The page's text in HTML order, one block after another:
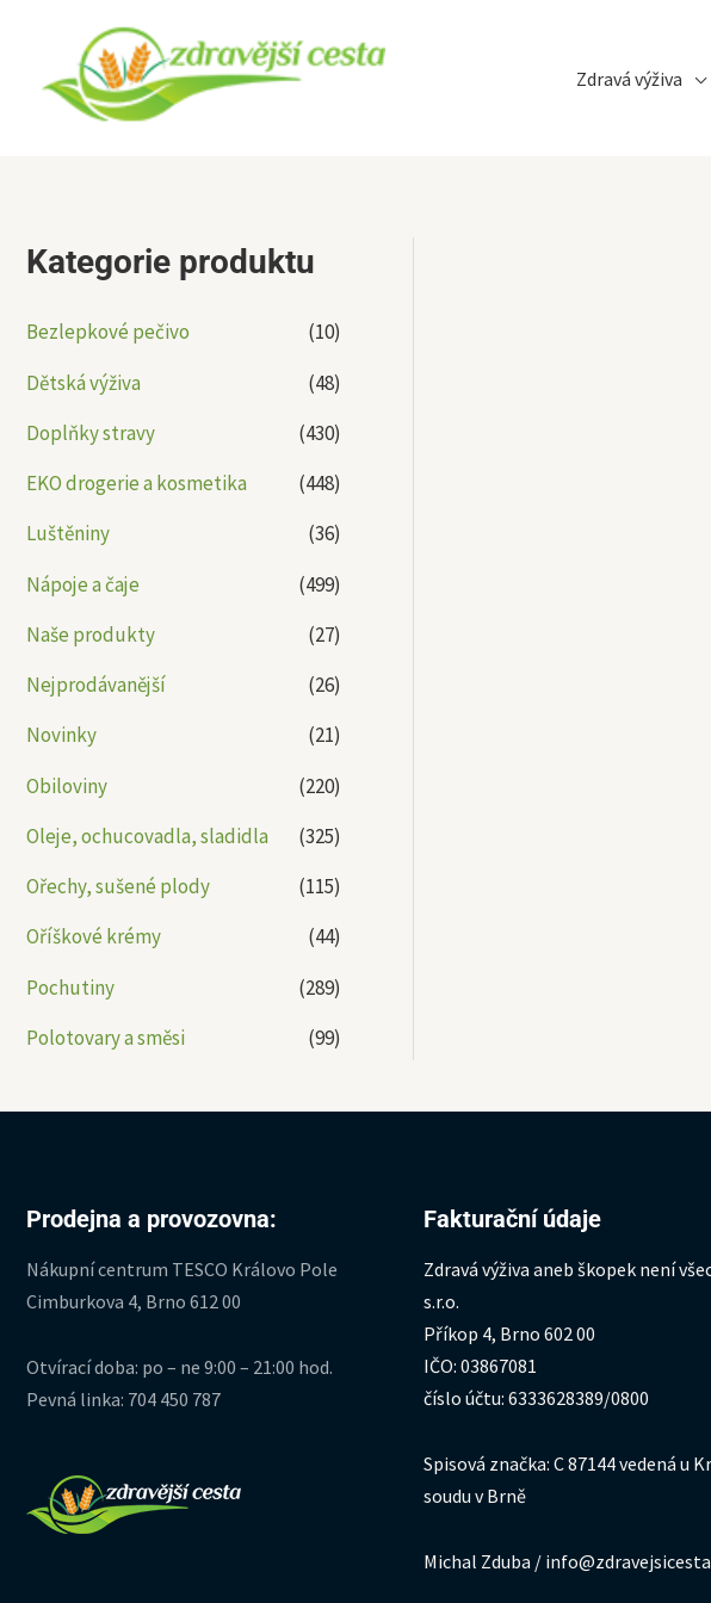
obsah
Zdravá výživa
Kategorie produktu
Bezlepkové pečivo
(10)
Dětská výživa
(48)
Doplňky stravy
(430)
EKO drogerie a kosmetika
(448)
Luštěniny
(36)
Nápoje a čaje
(499)
Naše produkty
(27)
Nejprodávanější
(26)
Novinky
(21)
Obiloviny
(220)
Oleje, ochucovadla, sladidla
(325)
Ořechy, sušené plody
(115)
Oříškové krémy
(44)
Pochutiny
(289)
Polotovary a směsi
(99)
Prodejna a provozovna:
Nákupní centrum TESCO Královo Pole
Cimburkova 4, Brno 612 00
Otvírací doba: po – ne 9:00 – 21:00 hod.
Pevná linka: 704 450 787
Fakturační údaje
Zdravá výživa aneb škopek není
s.r.o.
Příkop 4, Brno 602 00
IČO: 03867081
číslo účtu: 6333628389/0800
Spisová značka: C 87144 vedená u
soudu v Brně
Michal Zduba /